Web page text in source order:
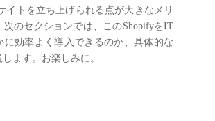
イトを立ち上げられる点が大きなメリ
次のセクションでは、このShopifyをIT
に効率よく導入できるのか、具体的な
ます。お楽しみに。